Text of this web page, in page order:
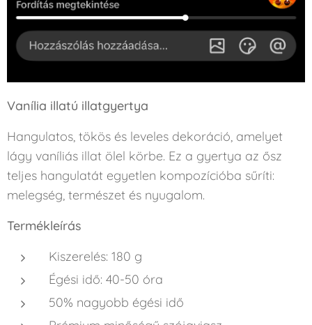
Vanília illatú illatgyertya
Hangulatos, tökös és leveles dekoráció, amelyet
lágy vaníliás illat ölel körbe. Ez a gyertya az ősz
teljes hangulatát egyetlen kompozícióba sűríti:
melegség, természet és nyugalom.
Termékleírás
Kiszerelés: 180 g
Égési idő: 40-50 óra
50% nagyobb égési idő